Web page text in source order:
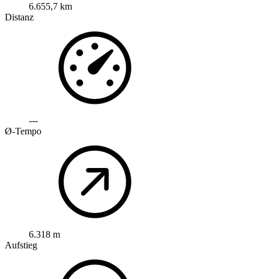
6.655,7 km
Distanz
---
Ø-Tempo
6.318 m
Aufstieg